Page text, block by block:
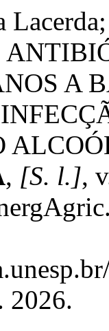
A
, [S. l.],
2026.